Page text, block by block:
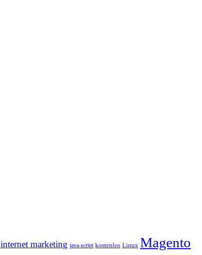
internet marketing java-script kostenlos Linux Magento